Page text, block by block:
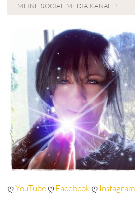
MEINE SOCIAL MEDIA KANÄLE!
ღYouTubeღFacebookღ Instagram